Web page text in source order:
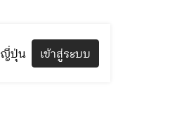
ญี่ปุ่น เข้าสู่ระบบ